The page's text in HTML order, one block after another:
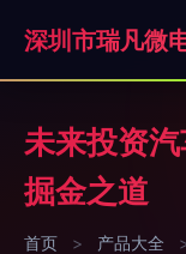
未来投资
掘金之道
首页 > 产品大全